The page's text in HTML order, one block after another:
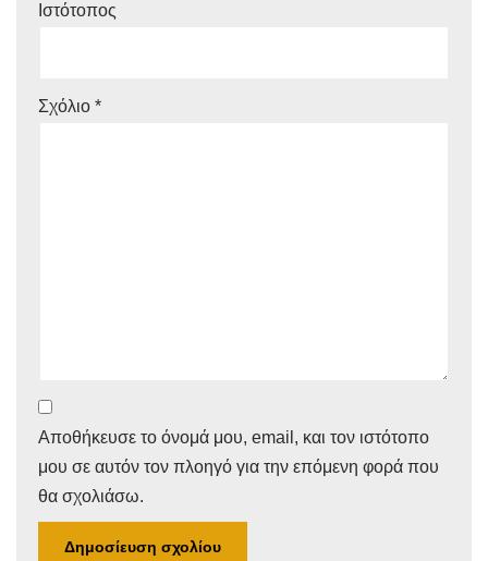
Ιστότοπος
Σχόλιο *
Αποθήκευσε το όνομά μου, email, και τον ιστότοπο
μου σε αυτόν τον πλοηγό για την επόμενη φορά που
θα σχολιάσω.